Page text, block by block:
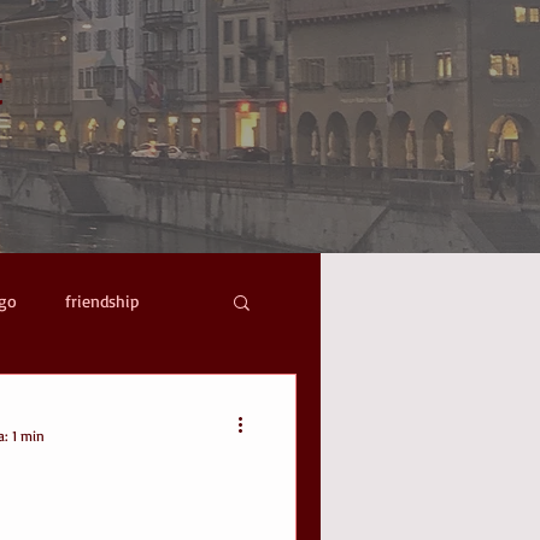
friendship
1 min